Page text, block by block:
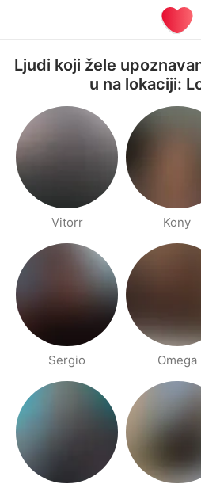
Ljudi koji žele
u na lokaciji:
Vitorr Kony
Sergio Omega